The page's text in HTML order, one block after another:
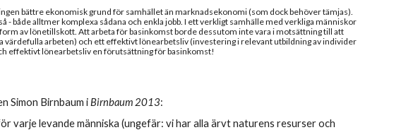
bättre ekonomisk grund för samhället än marknadsekonomi (som dock behöver tämjas).
både alltmer komplexa sådana och enkla jobb. I ett verkligt samhälle med verkliga människor
av lönetillskott. Att arbeta för basinkomst borde dessutom inte vara i motsättning till att
värdefulla arbeten) och ett effektivt lönearbetsliv (investering i relevant utbildning av individer
effektivt lönearbetsliv en förutsättning för basinkomst!
Simon Birnbaum i Birnbaum 2013:
varje levande människa (ungefär: vi har alla ärvt naturens resurser och